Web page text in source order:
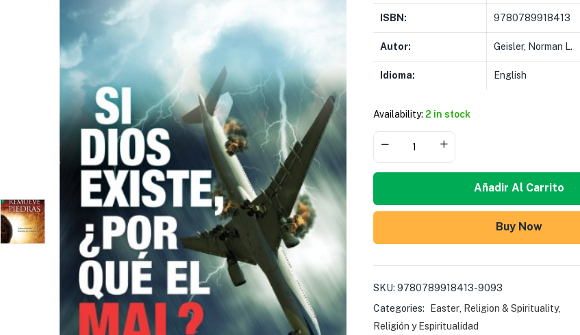
ISBN: 9780789918413
Autor: Geisler, Norman L.
Idioma: English
Availability: 2 in stock
Añadir Al Carrito
Buy Now
SKU: 9780789918413-9093
Categories:
Easter, Religion & Spirituality,
Religión y Espiritualidad